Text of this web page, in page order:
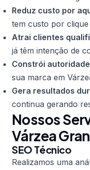
Reduz custo por
tem custo por clique
Atrai clientes
já têm intenção de
Constrói
sua marca em
Gera resultados
continua gerando
Nossos
Várzea
SEO Técnico
Realizamos uma